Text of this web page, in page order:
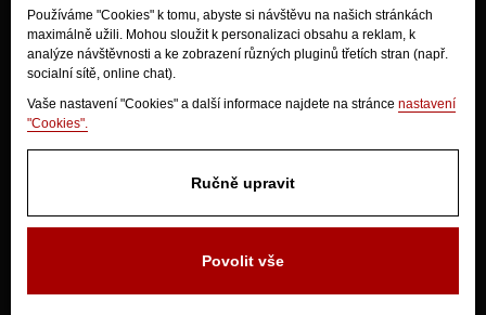
Používáme "Cookies" k tomu, abyste si návštěvu na našich stránkách
maximálně užili. Mohou sloužit k personalizaci obsahu a reklam, k
analýze návštěvnosti a ke zobrazení různých pluginů třetích stran (např.
socialní sítě, online chat).
Vaše nastavení "Cookies" a další informace najdete na stránce nastavení
"Cookies".
Ručně upravit
Povolit vše
Obchodní podmínky
Doprava
Odstoupení od kupní smlouvy